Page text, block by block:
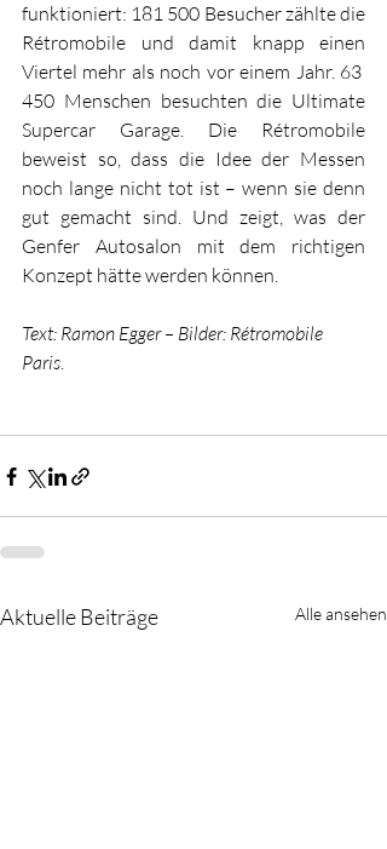
funktioniert: 181 500 Besucher zählte die
Rétromobile und damit knapp einen
Viertel mehr als noch vor einem Jahr. 63
450 Menschen besuchten die Ultimate
Supercar Garage. Die Rétromobile
beweist so, dass die Idee der Messen
noch lange nicht tot ist – wenn sie denn
gut gemacht sind. Und zeigt, was der
Genfer Autosalon mit dem richtigen
Konzept hätte werden können.
Text: Ramon Egger – Bilder: Rétromobile
Paris.
Aktuelle Beiträge Alle ansehen